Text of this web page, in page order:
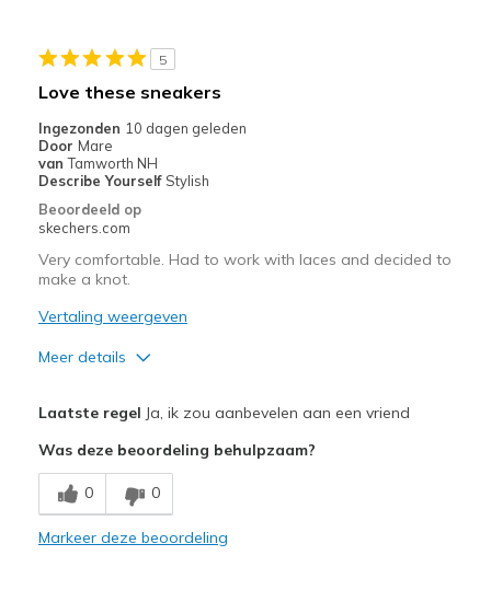
Casual Wear
Travel
Width
Sizing
View On Shoes
I'm Into Shoes
5
Love these sneakers
Ingezonden 10 dagen geleden
Door Mare
van Tamworth NH
Describe Yourself Stylish
Beoordeeld op
skechers.com
Very comfortable. Had to work with laces and decided to
make a knot.
Vertaling weergeven
Meer details
Comfortable
Durable
Laatste regel Ja, ik zou aanbevelen aan een vriend
Was deze beoordeling behulpzaam?
0 0
Markeer deze beoordeling